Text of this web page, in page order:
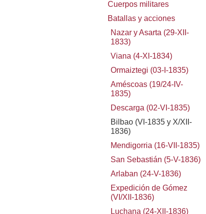
Cuerpos militares
Batallas y acciones
Nazar y Asarta (29-XII-
1833)
Viana (4-XI-1834)
Ormaiztegi (03-I-1835)
Améscoas (19/24-IV-
1835)
Descarga (02-VI-1835)
Bilbao (VI-1835 y X/XII-
1836)
Mendigorria (16-VII-1835)
San Sebastián (5-V-1836)
Arlaban (24-V-1836)
Expedición de Gómez
(VI/XII-1836)
Luchana (24-XII-1836)